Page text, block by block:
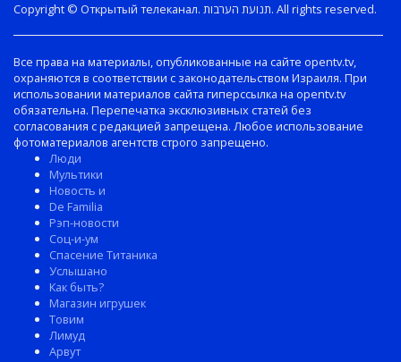
Copyright © Открытый телеканал. תנועת הערבות. All rights reserved.
Все права на материалы, опубликованные на сайте opentv.tv,
охраняются в соответствии с законодательством Израиля. При
использовании материалов сайта гиперссылка на opentv.tv
обязательна. Перепечатка эксклюзивных статей без
согласования с редакцией запрещена. Любое использование
фотоматериалов агентств строго запрещено.
Люди
Мультики
Новость и
De Familia
Рэп-новости
Соц-и-ум
Спасение Титаника
Услышано
Как быть?
Магазин игрушек
Товим
Лимуд
Арвут